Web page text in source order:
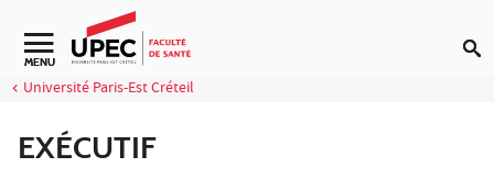
Aller au contenu
Navigation secondaire
MENU
Université Paris-Est Créteil
EXÉCUTIF